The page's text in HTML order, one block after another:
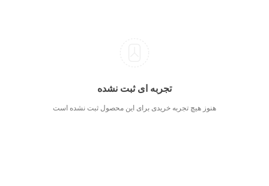
تجربه ای ثبت نشده
هنوز هیچ تجربه خریدی برای این محصول ثبت نشده است